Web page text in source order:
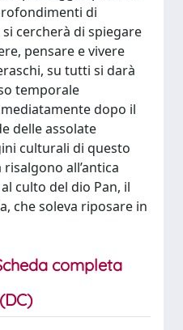
di
cercherà di spiegare
pensare e vivere
su tutti si darà
temporale
dopo il
delle assolate
culturali di questo
all’antica
culto del dio Pan, il
che soleva riposare in
completa